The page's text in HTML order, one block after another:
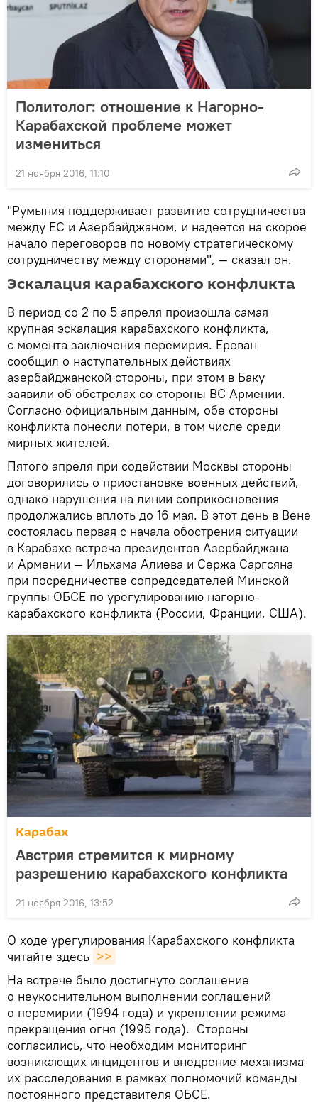
Политолог: отношение к Нагорно-
Карабахской проблеме может
измениться
21 ноября 2016, 11:10
"Румыния поддерживает развитие сотрудничества
между ЕС и Азербайджаном, и надеется на скорое
начало переговоров по новому стратегическому
сотрудничеству между сторонами", — сказал он.
Эскалация карабахского конфликта
В период со 2 по 5 апреля произошла самая
крупная эскалация карабахского конфликта,
с момента заключения перемирия. Ереван
сообщил о наступательных действиях
азербайджанской стороны, при этом в Баку
заявили об обстрелах со стороны ВС Армении.
Согласно официальным данным, обе стороны
конфликта понесли потери, в том числе среди
мирных жителей.
Пятого апреля при содействии Москвы стороны
договорились о приостановке военных действий,
однако нарушения на линии соприкосновения
продолжались вплоть до 16 мая. В этот день в Вене
состоялась первая с начала обострения ситуации
в Карабахе встреча президентов Азербайджана
и Армении — Ильхама Алиева и Сержа Саргсяна
при посредничестве сопредседателей Минской
группы ОБСЕ по урегулированию нагорно-
карабахского конфликта (России, Франции, США).
Карабах
Австрия стремится к мирному
разрешению карабахского конфликта
21 ноября 2016, 13:52
О ходе урегулирования Карабахского конфликта
читайте здесь >>
На встрече было достигнуто соглашение
о неукоснительном выполнении соглашений
о перемирии (1994 года) и укреплении режима
прекращения огня (1995 года). Стороны
согласились, что необходим мониторинг
возникающих инцидентов и внедрение механизма
их расследования в рамках полномочий команды
постоянного представителя ОБСЕ.